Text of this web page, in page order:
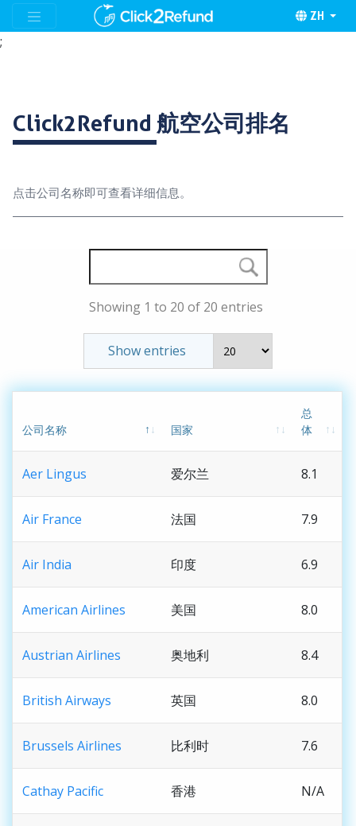
ZH
;
Click2Refund 航空公司排名
点击公司名称即可查看详细信息。
Showing 1 to 20 of 20 entries
Show entries
公司名称 国家
总
体
Aer Lingus 爱尔兰 8.1
Air France 法国 7.9
Air India 印度 6.9
American Airlines 美国 8.0
Austrian Airlines 奥地利 8.4
British Airways 英国 8.0
Brussels Airlines 比利时 7.6
Cathay Pacific 香港 N/A